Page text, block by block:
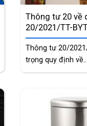
Thông tư 20 về
20/2021/TT-
Thông tư 20/
trọng quy định về...